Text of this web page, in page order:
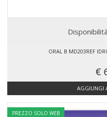
Disponibilità
ORAL B MD203REF
€
AGGIUNGI
PREZZO SOLO WEB